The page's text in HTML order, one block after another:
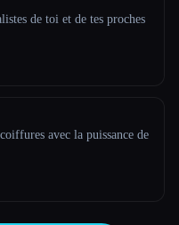
de toi et de tes proches
avec la puissance de